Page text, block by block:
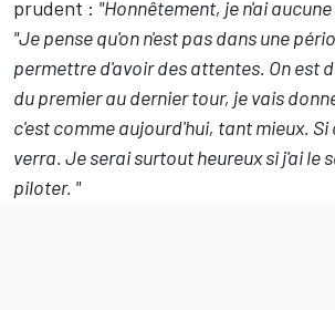
prudent : "Honnêtement, je n'ai
"Je pense qu'on n'est pas dans une
permettre d'avoir des attentes. On est
du premier au dernier tour, je vais
c'est comme aujourd'hui, tant mieux. Si
verra. Je serai surtout heureux si j'ai le
piloter. "